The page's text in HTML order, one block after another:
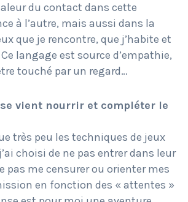
du contact dans cette
à l’autre, mais aussi dans la
que je rencontre, que j’habite et
langage est source d’empathie,
touché par un regard…
vient nourrir et compléter le
très peu les techniques de jeux
choisi de ne pas entrer dans leur
pas me censurer ou orienter mes
en fonction des « attentes »